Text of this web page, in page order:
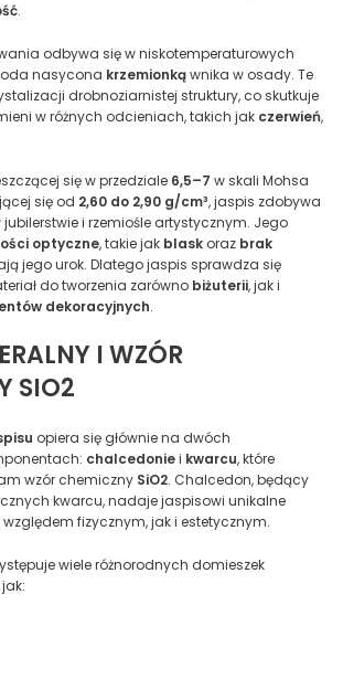
.
odbywa się w niskotemperaturowych
nasycona krzemionkąwnika w osady. Te
drobnoziarnistej struktury, co skutkuje
w różnych odcieniach, takich jak czerwień,
się w przedziale 6,5–7 w skali Mohsa
się od 2,60 do 2,90 g/cm³, jaspis zdobywa
i rzemiośle artystycznym. Jego
optyczne, takie jak blask oraz brak
jego urok. Dlatego jaspis sprawdza się
do tworzenia zarówno biżuterii, jak i
dekoracyjnych.
I WZÓR
SIO2
opiera się głównie na dwóch
chalcedoniei kwarcu, które
wzór chemiczny SiO2. Chalcedon, będący
kwarcu, nadaje jaspisowi unikalne
fizycznym, jak i estetycznym.
wiele różnorodnych domieszek